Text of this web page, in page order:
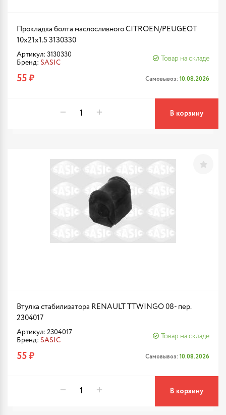
Прокладка болта маслосливного CITROEN/PEUGEOT
10x21x1.5 3130330
Артикул: 3130330
Бренд: SASIC
Товар на складе
55 ₽ Самовывоз: 10.08.2026
В корзину
Втулка стабилизатора RENAULT TTWINGO 08- пер.
2304017
Артикул: 2304017
Бренд: SASIC
Товар на складе
55 ₽ Самовывоз: 10.08.2026
В корзину